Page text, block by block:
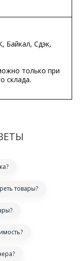
Байкал, Сдэк,
только при
склада.
товары?